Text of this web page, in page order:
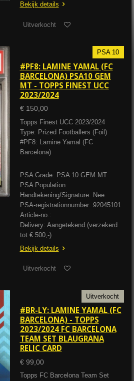
Bekijk details
Uitverkocht
PSA 10
#PF8: LAMINE YAMAL (FC
BARCELONA) PSA10 GEM
MT - TOPPS FINEST UCC
2023/2024
€ 150,00
Topps Finest UCC 2023/2024
Type: Prized Footballers (Foil)
#PF8: Lamine Yamal (FC
Barcelona)
PSA Grade: PSA 10 GEM MT
PSA Population:
Handtekening/Signature: Nee
PSA-registrationnumber: 92045101
Article-no.:
Delivery: Aangetekend (verzekerd
tot € 500,-)
Bekijk details
Uitverkocht
Uitverkocht
#BR-LY: LAMINE YAMAL (FC
BARCELONA) - TOPPS
2023/2024 FC BARCELONA
TEAM SET BLAUGRANA
RELIC CARD
€ 99,00
Topps FC Barcelona Team Set